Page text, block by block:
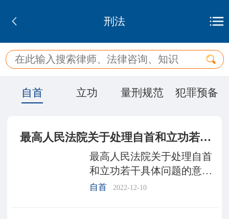
刑法
自首 立功 量刑规范 犯罪预备
最高人民法院关于处理自首和立功若干具体问题的意见
最高人民法院关于处理自首
和立功若干具体问题的意见
最高人民法院最高人民法院
自首 2022-12-10